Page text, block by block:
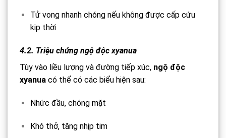
Tử vong nhanh chóng nếu không được cấp cứu
kịp thời
4.2. Triệu chứng ngộ độc xyanua
Tùy vào liều lượng và đường tiếp xúc, ngộ độc
xyanua có thể có các biểu hiện sau:
Nhức đầu, chóng mặt
Khó thở, tăng nhịp tim